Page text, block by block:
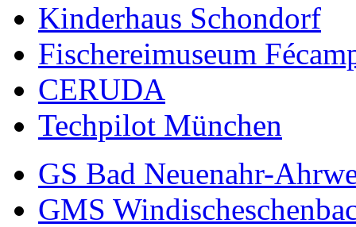
Kinderhaus Schondorf
Fischereimuseum
CERUDA
Techpilot München
GS Bad Neuenahr-
GMS